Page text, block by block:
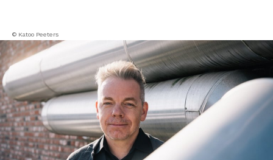
© Katoo Peeters